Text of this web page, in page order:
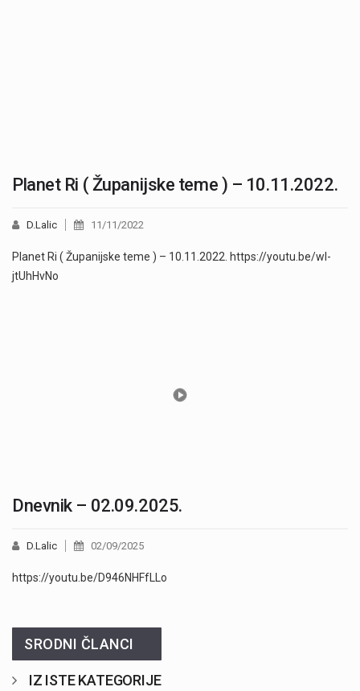
Planet Ri ( Županijske teme ) – 10.11.2022.
D.Lalic 11/11/2022
Planet Ri ( Županijske teme ) – 10.11.2022. https://youtu.be/wl-
jtUhHvNo
Dnevnik – 02.09.2025.
D.Lalic 02/09/2025
https://youtu.be/D946NHFfLLo
SRODNI ČLANCI
IZ ISTE KATEGORIJE